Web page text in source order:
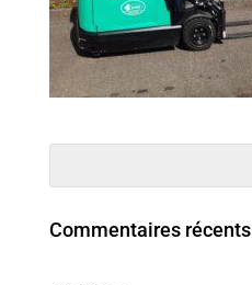
Commentaires récents